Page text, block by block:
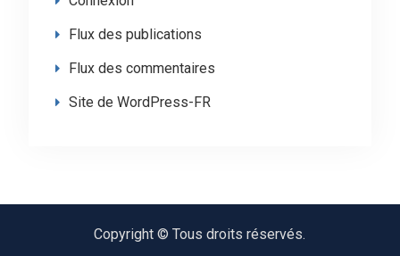
Flux des publications
Flux des commentaires
Site de WordPress-FR
Copyright © Tous droits réservés.